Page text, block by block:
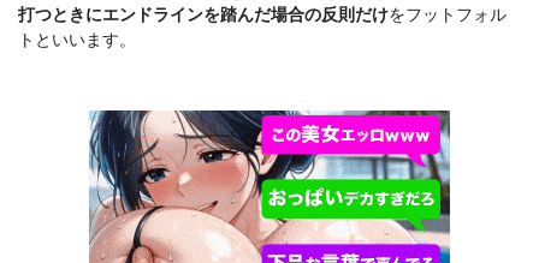
打つときにエンドラインを踏んだ場合の反則だけをフットフォル
トといいます。